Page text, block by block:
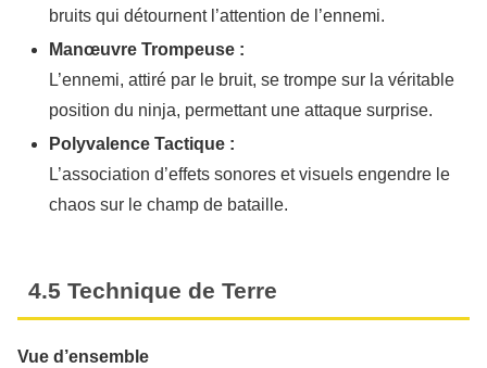
bruits qui détournent l’attention de l’ennemi.
Manœuvre Trompeuse :
L’ennemi, attiré par le bruit, se trompe sur la véritable
position du ninja, permettant une attaque surprise.
Polyvalence Tactique :
L’association d’effets sonores et visuels engendre le
chaos sur le champ de bataille.
4.5 Technique de Terre
Vue d’ensemble